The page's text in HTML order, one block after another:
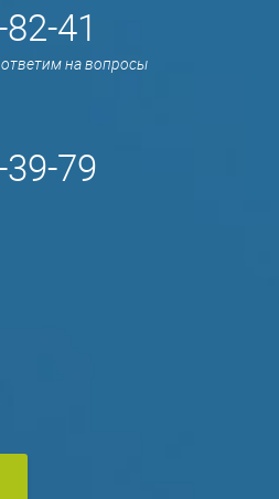
41
на вопросы
79